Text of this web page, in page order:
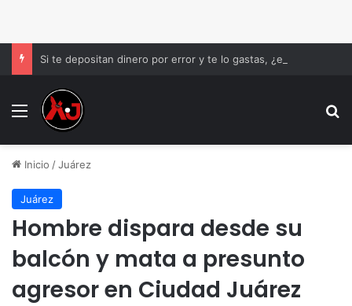
Menu
Inicio /Juárez
Juárez
Hombre dispara desde su
balcón y mata a presunto
agresor en Ciudad Juárez